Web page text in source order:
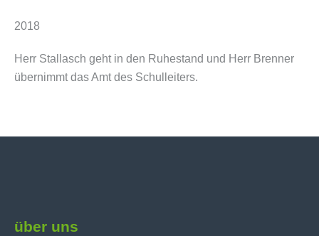
2018
Herr Stallasch geht in den Ruhestand und Herr Brenner
übernimmt das Amt des Schulleiters.
über uns